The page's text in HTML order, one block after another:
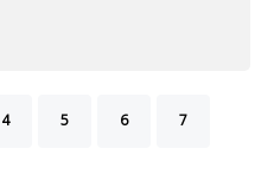
4 5 6 7